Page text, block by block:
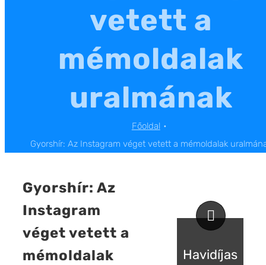
vetett a
mémoldalak
uralmának
Főoldal
Gyorshír: Az Instagram véget vetett a mémoldalak
Gyorshír: Az
Instagram
véget vetett a
mémoldalak
Havidíjas